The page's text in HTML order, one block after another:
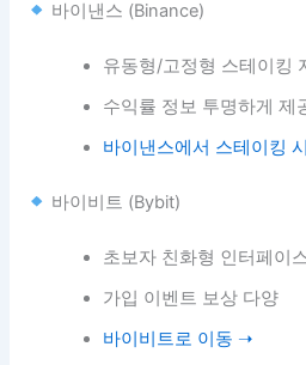
바이낸스 (Binance)
유동형/고정형 스테이킹
수익률 정보 투명하게 제
바이낸스에서 스테이킹
바이비트 (Bybit)
초보자 친화형 인터페이
가입 이벤트 보상 다양
바이비트로 이동 ➝